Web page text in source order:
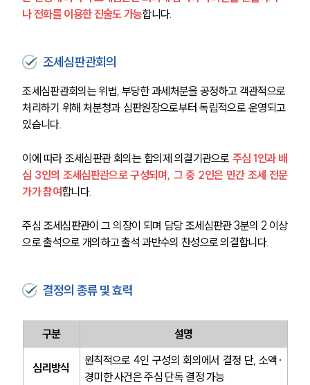
나 전화를 이용한 진술도 가능합니다.
조세심판관회의
조세심판관회의는 위법, 부당한 과세처분을 공정하고 객관적으로
처리하기 위해 처분청과 심판원장으로부터 독립적으로 운영되고
있습니다.
이에 따라 조세심판관 회의는 합의제 의결기관으로 주심 1인과 배
심 3인의 조세심판관으로 구성되며, 그 중 2인은 민간 조세 전문
가가 참여합니다.
주심 조세심판관이 그 의장이 되며 담당 조세심판관 3분의 2 이상
으로 출석으로 개의하고 출석 과반수의 찬성으로 의결합니다.
결정의 종류 및 효력
구분 설명
심리방식
원칙적으로 4인 구성의 회의에서 결정 단, 소액·
경미한 사건은 주심 단독 결정 가능